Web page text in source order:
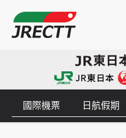
國際機票 日航假期